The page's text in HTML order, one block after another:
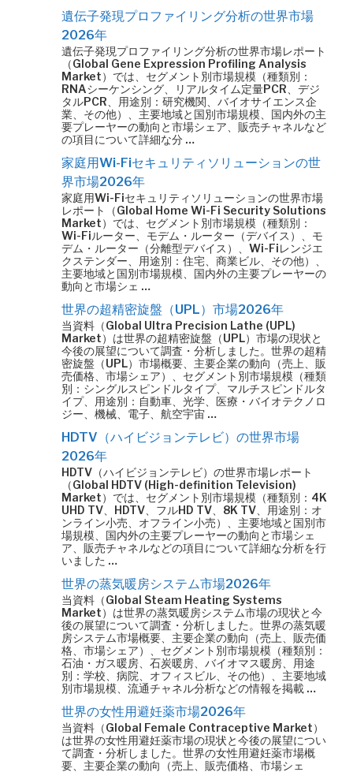
遺伝子発現プロファイリング分析の世界市場
2026年
遺伝子発現プロファイリング分析の世界市場レポート
（Global Gene Expression Profiling Analysis
Market）では、セグメント別市場規模（種類別：
RNAシーケンシング、リアルタイム定量PCR、デジ
タルPCR、用途別：研究機関、バイオサイエンス企
業、その他）、主要地域と国別市場規模、国内外の主
要プレーヤーの動向と市場シェア、販売チャネルなど
の項目について詳細な分 …
家庭用Wi-Fiセキュリティソリューションの世
界市場2026年
家庭用Wi-Fiセキュリティソリューションの世界市場
レポート（Global Home Wi-Fi Security Solutions
Market）では、セグメント別市場規模（種類別：
Wi-Fiルーター、モデム・ルーター（デバイス）、モ
デム・ルーター（分離型デバイス）、Wi-Fiレンジエ
クステンダー、用途別：住宅、商業ビル、その他）、
主要地域と国別市場規模、国内外の主要プレーヤーの
動向と市場シェ …
世界の超精密旋盤（UPL）市場2026年
当資料（Global Ultra Precision Lathe (UPL)
Market）は世界の超精密旋盤（UPL）市場の現状と
今後の展望について調査・分析しました。世界の超精
密旋盤（UPL）市場概要、主要企業の動向（売上、販
売価格、市場シェア）、セグメント別市場規模（種類
別：シングルスピンドルタイプ、マルチスピンドルタ
イプ、用途別：自動車、光学、医療・バイオテクノロ
ジー、機械、電子、航空宇宙 …
HDTV（ハイビジョンテレビ）の世界市場
2026年
HDTV（ハイビジョンテレビ）の世界市場レポート
（Global HDTV (High-definition Television)
Market）では、セグメント別市場規模（種類別：4K
UHD TV、HDTV、フルHD TV、8K TV、用途別：オ
ンライン小売、オフライン小売）、主要地域と国別市
場規模、国内外の主要プレーヤーの動向と市場シェ
ア、販売チャネルなどの項目について詳細な分析を行
いました …
世界の蒸気暖房システム市場2026年
当資料（Global Steam Heating Systems
Market）は世界の蒸気暖房システム市場の現状と今
後の展望について調査・分析しました。世界の蒸気暖
房システム市場概要、主要企業の動向（売上、販売価
格、市場シェア）、セグメント別市場規模（種類別：
石油・ガス暖房、石炭暖房、バイオマス暖房、用途
別：学校、病院、オフィスビル、その他）、主要地域
別市場規模、流通チャネル分析などの情報を掲載 …
世界の女性用避妊薬市場2026年
当資料（Global Female Contraceptive Market）
は世界の女性用避妊薬市場の現状と今後の展望につい
て調査・分析しました。世界の女性用避妊薬市場概
要、主要企業の動向（売上、販売価格、市場シェ